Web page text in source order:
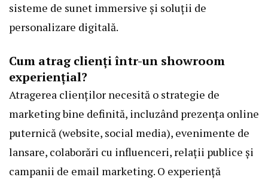
sisteme de sunet immersive și soluții de
personalizare digitală.
Cum atrag clienți într-un showroom
experiențial?
Atragerea clienților necesită o strategie de
marketing bine definită, incluzând prezența online
puternică (website, social media), evenimente de
lansare, colaborări cu influenceri, relații publice și
campanii de email marketing. O experiență